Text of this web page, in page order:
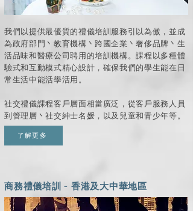
我們以提供最優質的禮儀培訓服務引以為傲，並成
為政府部門丶教育機構丶跨國企業丶奢侈品牌丶生
活品味和醫療公司聘用的培訓機構。課程以多種體
驗式和互動模式精心設計，確保我們的學生能在日
常生活中能活學活用。
社交禮儀課程客戶層面相當廣泛，從客戶服務人員
到管理層丶社交紳士名媛，以及兒童和青少年等。
了解更多
商務禮儀培訓 - 香港及大中華地區